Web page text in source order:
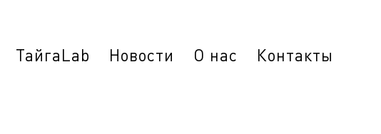
ТайгаLab Новости О нас Контакты